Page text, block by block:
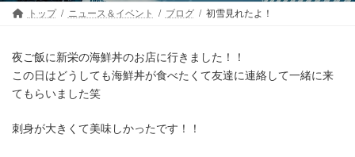
トップ ニュース＆イベント ブログ 初雪見れたよ！
夜ご飯に新栄の海鮮丼のお店に行きました！！
この日はどうしても海鮮丼が食べたくて友達に連絡して一緒に来
てもらいました笑
刺身が大きくて美味しかったです！！